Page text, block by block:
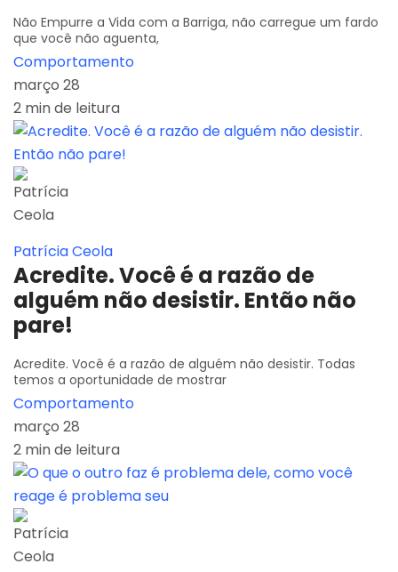
Não Empurre a Vida com a Barriga, não carregue um fardo
que você não aguenta,
Comportamento
março 28
2 min de leitura
Patrícia Ceola
Acredite. Você é a razão de
alguém não desistir. Então não
pare!
Acredite. Você é a razão de alguém não desistir. Todas
temos a oportunidade de mostrar
Comportamento
março 28
2 min de leitura